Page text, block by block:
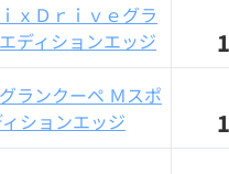
ｘＤｒｉｖｅグラ
ディションエッジ
ランクーペ Ｍスポ
ションエッジ